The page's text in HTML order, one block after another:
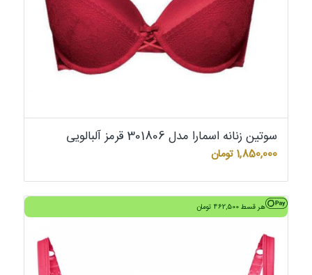
سوتین زنانه اسمارا مدل 301806 قرمز آلبالویی
1,850,000 تومان
هر قسط462,500 تومان